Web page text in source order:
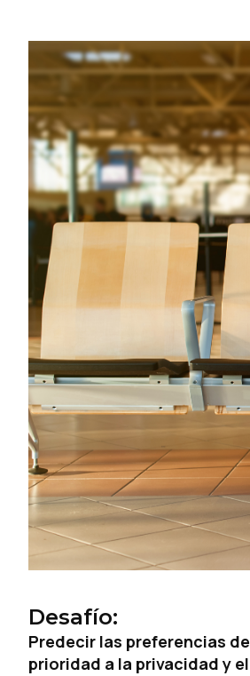
Desafío:
Predecir las preferencias
prioridad a la privacidad y